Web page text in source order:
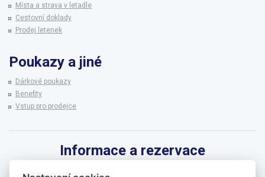
Místa a strava v letadle
Cestovní doklady
Prodej letenek
Poukazy a jiné
Dárkové poukazy
Benefity
Vstup pro prodejce
Informace a rezervace